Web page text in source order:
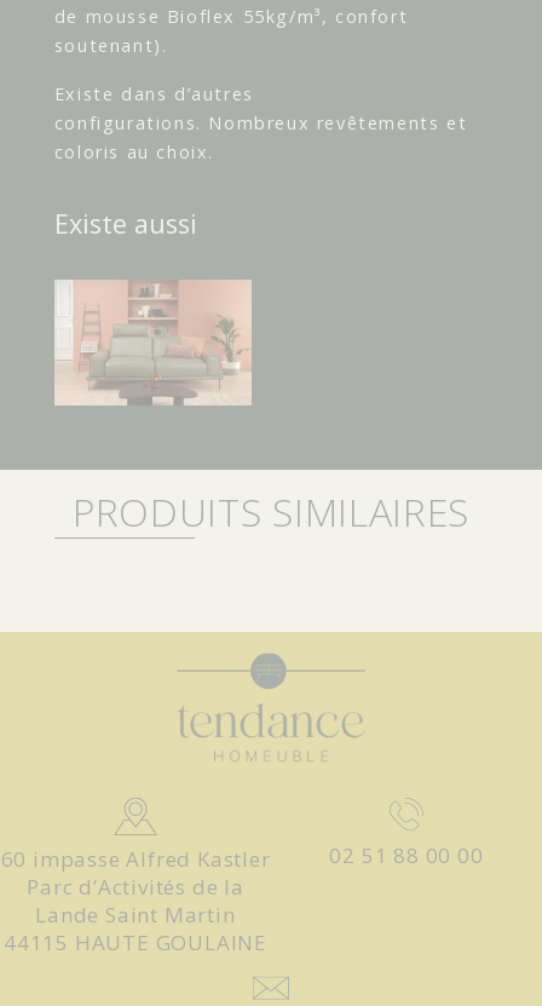
de mousse Bioflex 55kg/m³, confort
soutenant).
Existe dans d’autres
configurations. Nombreux revêtements et
coloris au choix.
Existe aussi
PRODUITS SIMILAIRES
60 impasse Alfred Kastler
Parc d’Activités de la
Lande Saint Martin
44115 HAUTE GOULAINE
02 51 88 00 00